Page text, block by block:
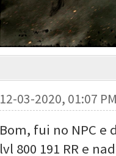
12-03-2020, 01:07
Bom, fui no NPC
lvl 800 191 RR e